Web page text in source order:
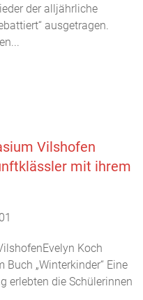
der alljährliche
ausgetragen.
Vilshofen
mit ihrem
Koch
„Winterkinder“ Eine
erlebten die Schülerinnen